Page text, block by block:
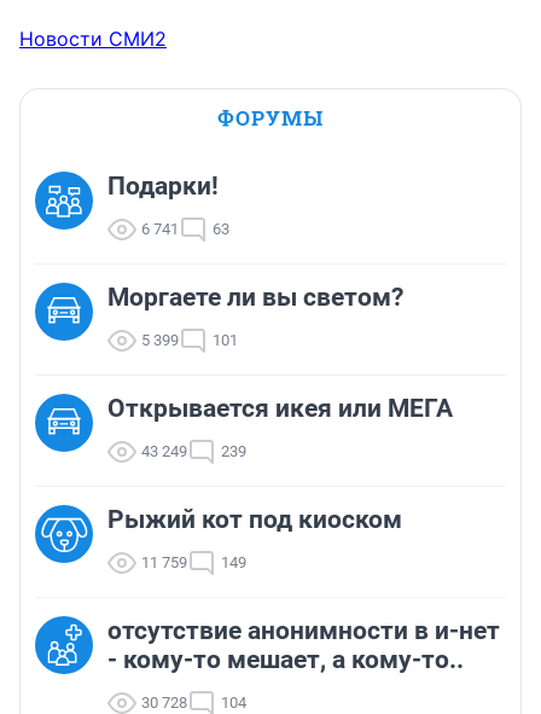
Новости СМИ2
ФОРУМЫ
Подарки!
6 741 63
Моргаете ли вы светом?
5 399 101
Открывается икея или МЕГА
43 249 239
Рыжий кот под киоском
11 759 149
отсутствие анонимности в и-нет
- кому-то мешает, а кому-то..
30 728 104